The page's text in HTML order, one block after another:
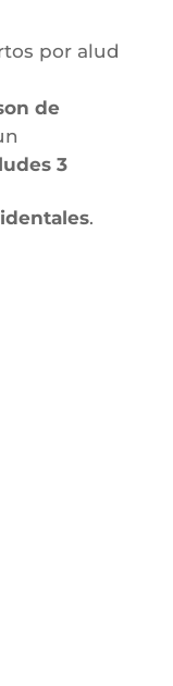
por alud
de
3
.